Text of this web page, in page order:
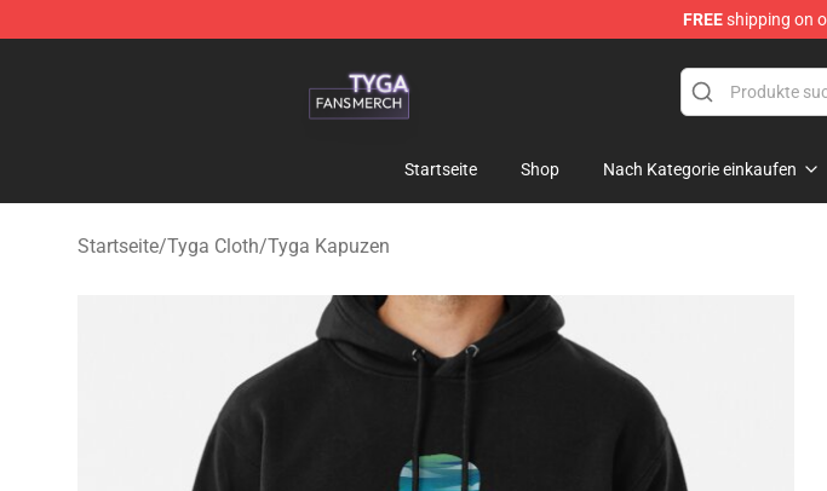
FREEshipping on
Startseite Shop Nach Kategorie einkaufen
Startseite/Tyga Cloth/Tyga Kapuzen